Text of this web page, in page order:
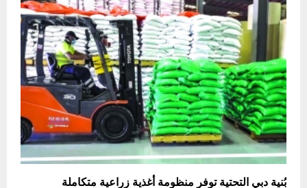
بُنية دبي التحتية توفر منظومة أغذية زراعية متكاملة